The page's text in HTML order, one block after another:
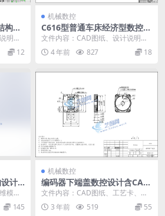
构设
明书
计装
12
机械数控
C616型普通车床经济型数控改
造结构设计含CAD图纸+说明
书｜C20126
文件内容：CAD图纸、设计说明书
国标CAD图纸：零件图 国标CAD图
纸：机械结...
4 年前 827 18
计
三
模
控磨
145
机械数控
编码器下端盖数控设计含CAD
图纸+说明书｜C22814
文件内容：CAD图纸、工艺卡、工
序卡、设计说明书、工序卡用图、
开题报告 新国标C...
3 年前 519 55